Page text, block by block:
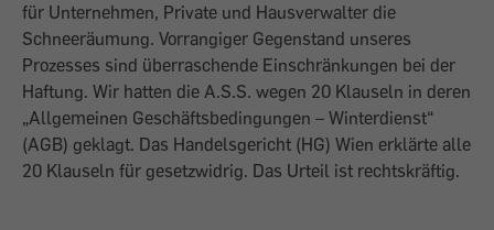
für Unternehmen, Private und Hausverwalter die
Schneeräumung. Vorrangiger Gegenstand unseres
Prozesses sind überraschende Einschränkungen bei der
Haftung. Wir hatten die A.S.S. wegen 20 Klauseln in deren
„Allgemeinen Geschäftsbedingungen – Winterdienst“
(AGB) geklagt. Das Handelsgericht (HG) Wien erklärte alle
20 Klauseln für gesetzwidrig. Das Urteil ist rechtskräftig.